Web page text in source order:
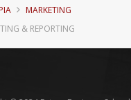
MARKETING
& REPORTING